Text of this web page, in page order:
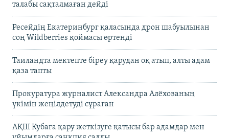
талабы сақталмаған дейді
Ресейдің Екатеринбург қаласында дрон шабуылынан
соң Wildberries қоймасы өртенді
Таиландта мектепте біреу қарудан оқ атып, алты адам
қаза тапты
Прокуратура журналист Александра Алёхованың
үкімін жеңілдетуді сұраған
АҚШ Кубаға қару жеткізуге қатысы бар адамдар мен